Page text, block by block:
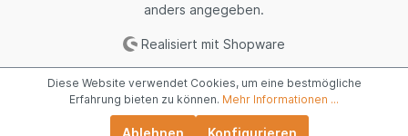
anders angegeben.
Realisiert mit Shopware
Diese Website verwendet Cookies, um eine bestmögliche
Erfahrung bieten zu können. Mehr Informationen ...
Ablehnen Konfigurieren